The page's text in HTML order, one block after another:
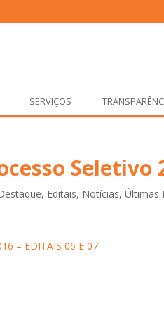
SERVIÇOS
Seletivo
, Editais, Notícias,Últimas
– EDITAIS 06 E 07